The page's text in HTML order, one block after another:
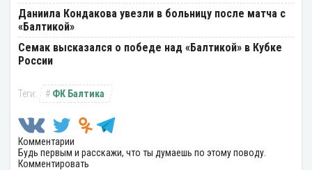
Даниила Кондакова увезли в больницу после матча с
«Балтикой»
Семак высказался о победе над «Балтикой» в Кубке
России
ФК Балтика
Комментарии
Будь первым и расскажи, что ты думаешь по этому поводу.
Комментировать